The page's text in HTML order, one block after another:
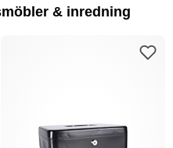
& inredning